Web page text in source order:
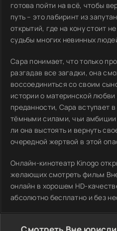
готова пойти на всё, чтобы
путь – это лабиринт из
открытий, где на кону стоит
судьбы многих невинных
Сара понимает, что только
разгадав все загадки, она
воссоединиться со своим
истории о материнской любви
преданности, Сара вступает
тёмными силами, чьи
ли она выстоять и вернуть
очередной жертвой в этой
Онлайн-кинотеатр Kinogo
желающих смотреть фильм
онлайн в хорошем HD-
абсолютно бесплатно и без